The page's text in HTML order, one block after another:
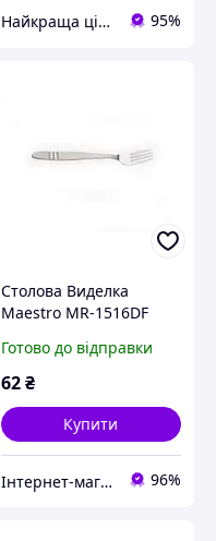
Найкраща ціна 95%
Столова Виделка
Maestro MR-1516DF
Готово до відправки
62₴
Купити
Інтернет-магазин "Техно вовки" 96%